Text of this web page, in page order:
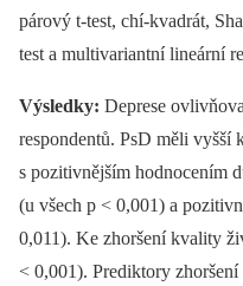
párový t-test, chí-kvadrát,
test a multivariantní lineární
Výsledky: Deprese
respondentů. PsD měli vyšší
s pozitivnějším hodnocením
(u všech p < 0,001) a
0,011). Ke zhoršení kvality
< 0,001). Prediktory